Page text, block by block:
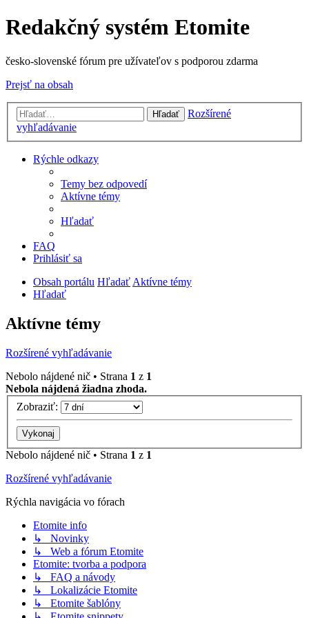
Redakčný systém Etomite
česko-slovenské fórum pre užívateľov s podporou zdarma
Prejsť na obsah
Hľadať
Rozšírené
vyhľadávanie
Rýchle odkazy
Temy bez odpovedí
Aktívne témy
Hľadať
FAQ
Prihlásiť sa
Obsah portálu HľadaťAktívne témy
Hľadať
Aktívne témy
Rozšírené vyhľadávanie
Nebolo nájdené nič • Strana 1 z 1
Nebola nájdená žiadna zhoda.
Zobraziť:
Nebolo nájdené nič • Strana 1 z 1
Rozšírené vyhľadávanie
Rýchla navigácia vo fórach
Etomite info
↳ Novinky
↳ Web a fórum Etomite
Etomite: tvorba a podpora
↳ FAQ a návody
↳ Lokalizácie Etomite
↳ Etomite šablóny